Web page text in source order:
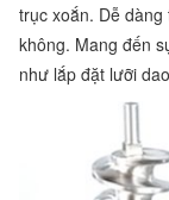
trục xoắn. Dễ
không. Mang đến
như lắp đặt lưỡi